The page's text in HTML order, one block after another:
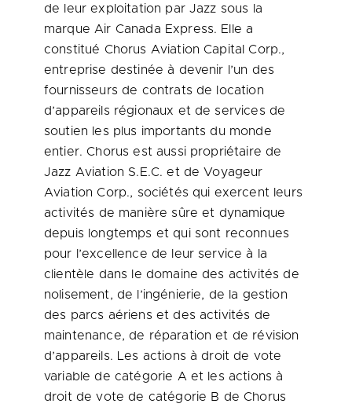
de leur exploitation par Jazz sous la
marque Air Canada Express. Elle a
constitué Chorus Aviation Capital Corp.,
entreprise destinée à devenir l’un des
fournisseurs de contrats de location
d’appareils régionaux et de services de
soutien les plus importants du monde
entier. Chorus est aussi propriétaire de
Jazz Aviation S.E.C. et de Voyageur
Aviation Corp., sociétés qui exercent leurs
activités de manière sûre et dynamique
depuis longtemps et qui sont reconnues
pour l’excellence de leur service à la
clientèle dans le domaine des activités de
nolisement, de l’ingénierie, de la gestion
des parcs aériens et des activités de
maintenance, de réparation et de révision
d’appareils. Les actions à droit de vote
variable de catégorie A et les actions à
droit de vote de catégorie B de Chorus